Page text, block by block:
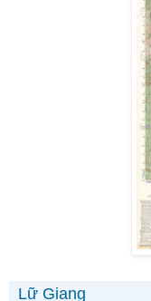
Lữ Giang